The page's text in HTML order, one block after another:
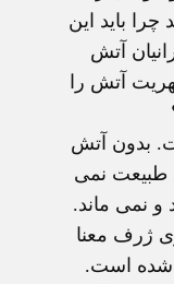
باید این
آتش
آتش را
بدون آتش
طبیعت نمی
و نمی ماند.
ژرف معنا
شده است.